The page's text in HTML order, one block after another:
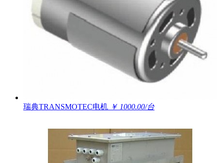
瑞典TRANSMOTEC电机 ￥ 1000.00/台